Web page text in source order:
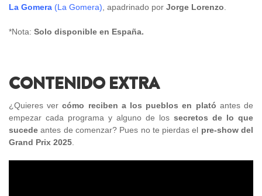
La Gomera (La Gomera) , apadrinado por Jorge Lorenzo
*Nota: Solo disponible en España.
CONTENIDO EXTRA
¿Quieres vercómo reciben a los pueblos en plató antes de
empezar cada programa y alguno de los secretos de lo que
sucede antes de comenzar? Pues no te pierdas el pre-show del
Grand Prix 2025